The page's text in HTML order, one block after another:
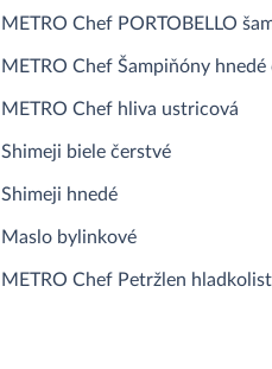
METRO Chef PORTOBELLO
METRO Chef Šampiňóny hnedé
METRO Chef hliva ustricová
Shimeji biele čerstvé
Shimeji hnedé
Maslo bylinkové
METRO Chef Petržlen